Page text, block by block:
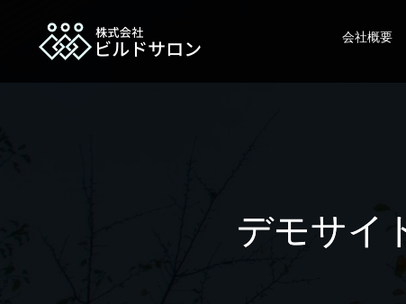
会社概要
デモサイ